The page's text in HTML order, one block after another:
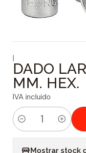
|
DADO
MM. HEX.
IVA incluido
C
Mostrar stock